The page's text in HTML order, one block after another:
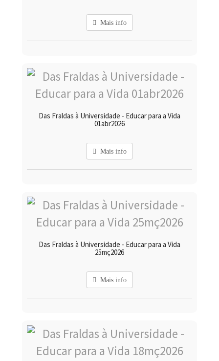
Mais info
Das Fraldas à Universidade - Educar para a Vida
01abr2026
Mais info
Das Fraldas à Universidade - Educar para a Vida
25mç2026
Mais info